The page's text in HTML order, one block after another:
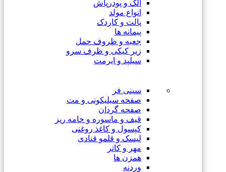
الک و پودرپاش
انواع مولد
پالت و کاردک
پیمانه ها
جعبه و ظروف حمل
زیر کیکی و ظرف سرو
سیلپد و ایرمت
سینی فر
صفحه سیلیکونی و مت
صفحه گردان
قیف و ماسوره و خامه ریز
کپسول و کاغذ روغنی
لیسک و قلمو قنادی
مهر و کاتر
همزن ها
وردنه